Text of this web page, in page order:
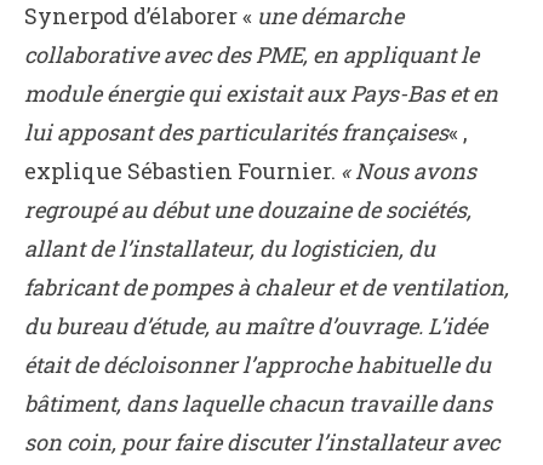
Synerpod d’élaborer « une démarche
collaborative avec des PME, en appliquant le
module énergie qui existait aux Pays-Bas et en
lui apposant des particularités françaises« ,
explique Sébastien Fournier. « Nous avons
regroupé au début une douzaine de sociétés,
allant de l’installateur, du logisticien, du
fabricant de pompes à chaleur et de ventilation,
du bureau d’étude, au maître d’ouvrage. L’idée
était de décloisonner l’approche habituelle du
bâtiment, dans laquelle chacun travaille dans
son coin, pour faire discuter l’installateur avec